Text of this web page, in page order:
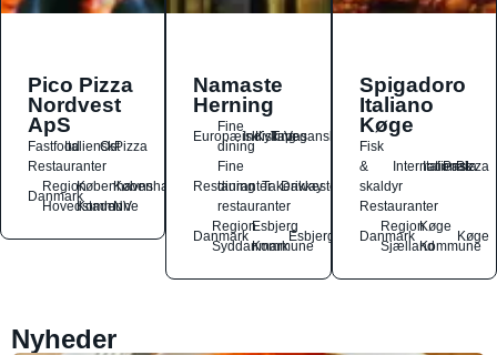
Pico Pizza
Nordvest
ApS
FastfoodItaliensk
OstPizza
Restauranter
Danmark
Region
Hovedstaden
Københavns
Kommune
København
NV
Namaste
Herning
Europæisk
Fine
dining
Indisk
Kylling
Tapas
Vegansk
Restauranter
Fine
dining
restauranter
Takeaway
Drikkesteder
Danmark
Region
Syddanmark
Esbjerg
Kommune
Esbjerg
Spigadoro
Italiano
Køge
Fisk
&
skaldyr
International
Italiensk
Pasta
Pizza
Restauranter
Danmark
Region
Sjælland
Køge
Kommune
Køge
Nyheder